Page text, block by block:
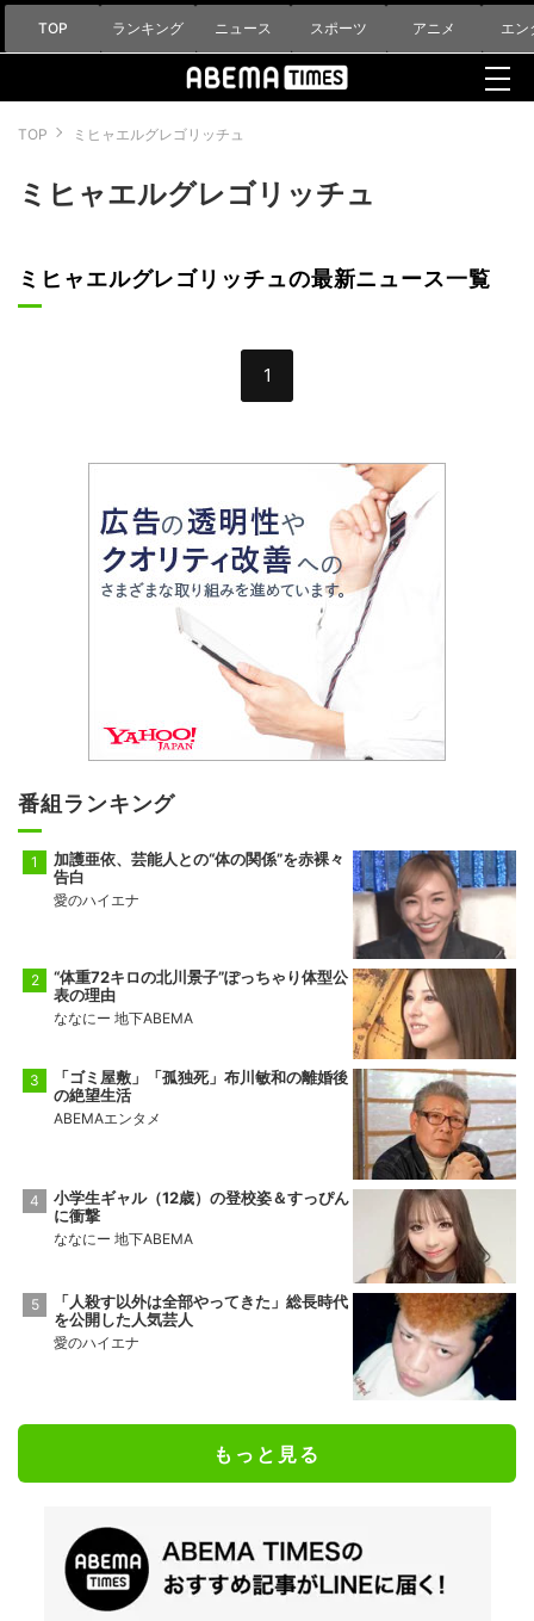
TOP ランキング ニュース スポーツ アニメ エン
TOP ミヒャエルグレゴリッチュ
ミヒャエルグレゴリッチュ
ミヒャエルグレゴリッチュの最新ニュース一覧
1
番組ランキング
加護亜依、芸能人との“体の関係”を赤裸々
告白
愛のハイエナ
“体重72キロの北川景子”ぽっちゃり体型公
表の理由
ななにー 地下ABEMA
「ゴミ屋敷」「孤独死」布川敏和の離婚後
の絶望生活
ABEMAエンタメ
小学生ギャル（12歳）の登校姿＆すっぴん
に衝撃
ななにー 地下ABEMA
「人殺す以外は全部やってきた」総長時代
を公開した人気芸人
愛のハイエナ
もっと見る